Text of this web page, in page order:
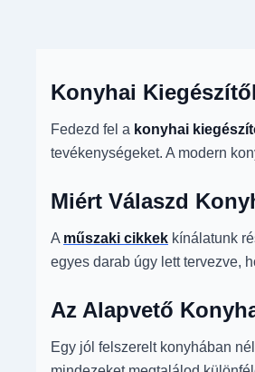
Konyhai
Fedezd fel a konyhai
tevékenységeket. A modern
Miért Válaszd
A műszaki cikkek kínálatunk
egyes darab úgy lett tervezve,
Az Alapvető
Egy jól felszerelt konyhában